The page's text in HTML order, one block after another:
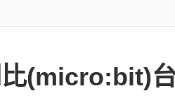
比(micro:bit)